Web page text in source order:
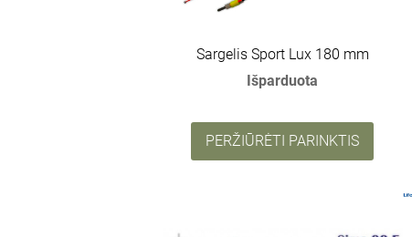
Sargelis Sport Lux 180 mm
Išparduota
PERŽIŪRĖTI PARINKTIS